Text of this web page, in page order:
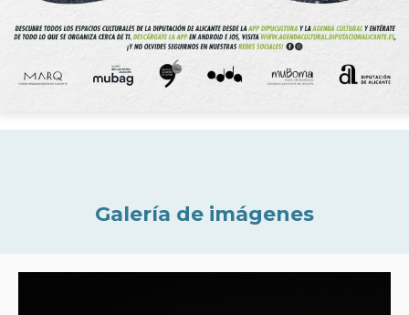
Galería de imágenes